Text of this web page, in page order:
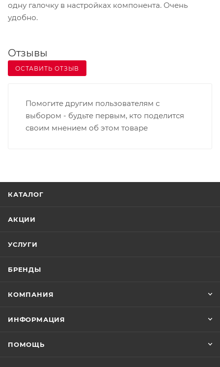
одну галочку в настройках компонента. Очень
удобно.
Отзывы
ОСТАВИТЬ ОТЗЫВ
Помогите другим пользователям с
выбором - будьте первым, кто поделится
своим мнением об этом товаре
КАТАЛОГ
АКЦИИ
УСЛУГИ
БРЕНДЫ
КОМПАНИЯ
ИНФОРМАЦИЯ
ПОМОЩЬ